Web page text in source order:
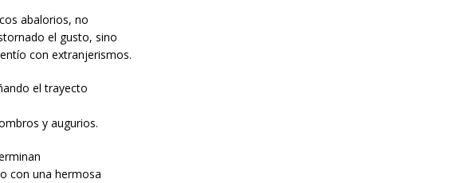
abalorios, no
el gusto, sino
con extranjerismos.
el trayecto
y augurios.
con una hermosa